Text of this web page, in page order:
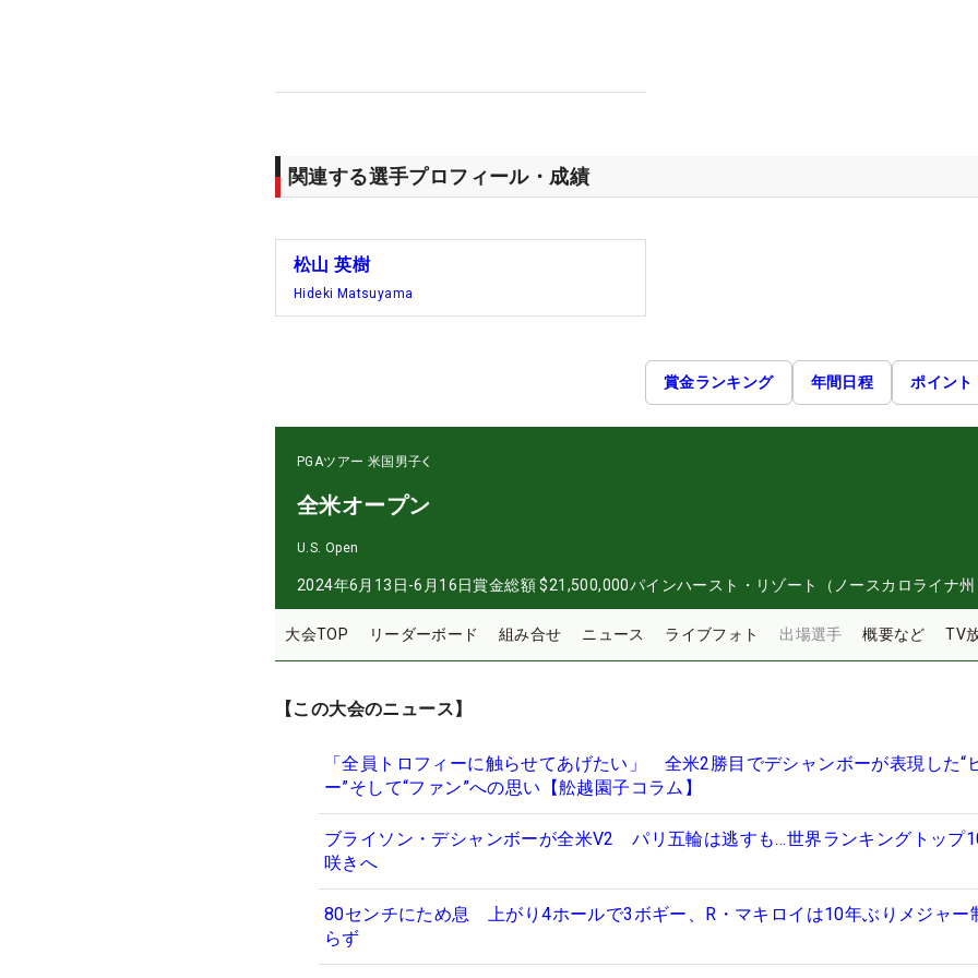
関連する選手プロフィール・成績
松山 英樹
Hideki Matsuyama
賞金ランキング 年間日程 ポイント
PGAツアー 米国男子
全米オープン
U.S. Open
2024年6月13日-6月16日賞金総額 $21,500,000パインハースト・リゾート（ノースカロライナ
大会TOP リーダーボード 組み合せ ニュース ライブフォト 出場選手 概要など TV
【この大会のニュース】
「全員トロフィーに触らせてあげたい」 全米2勝目でデシャンボーが表現した“
ー”そして“ファン”への思い【舩越園子コラム】
ブライソン・デシャンボーが全米V2 パリ五輪は逃すも…世界ランキングトップ
咲きへ
80センチにため息 上がり4ホールで3ボギー、R・マキロイは10年ぶりメジャー
らず